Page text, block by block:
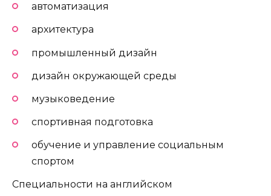
автоматизация
архитектура
промышленный дизайн
дизайн окружающей среды
музыковедение
спортивная подготовка
обучение и управление социальным
спортом
Специальности на английском